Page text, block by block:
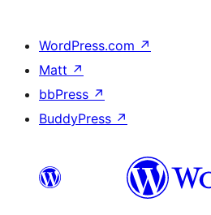
WordPress.com ↗
Matt ↗
bbPress ↗
BuddyPress ↗